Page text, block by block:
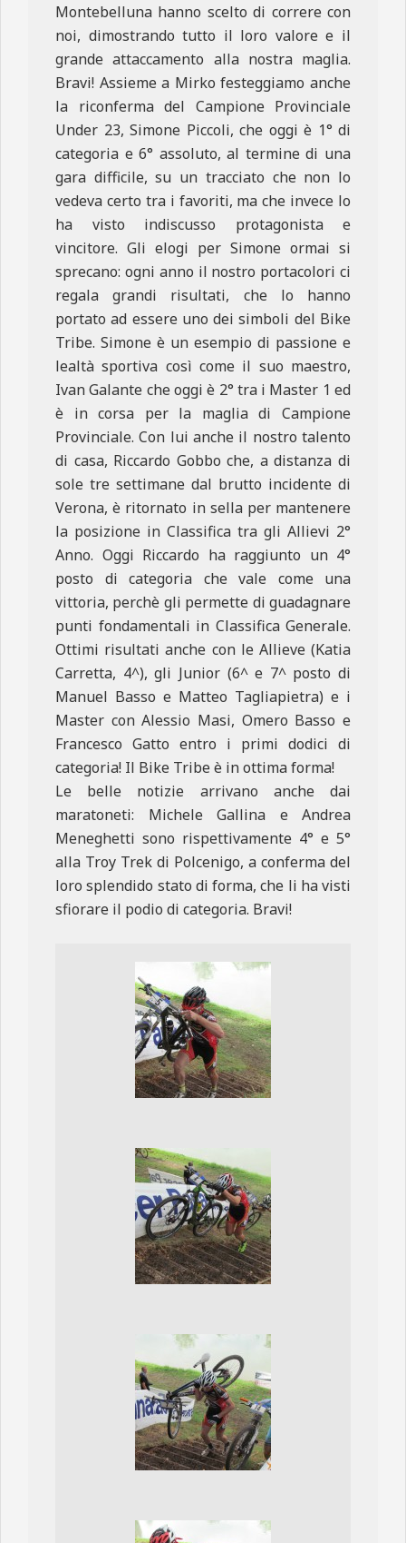
Montebelluna hanno scelto di correre con
noi, dimostrando tutto il loro valore e il
grande attaccamento alla nostra maglia.
Bravi! Assieme a Mirko festeggiamo anche
la riconferma del Campione Provinciale
Under 23, Simone Piccoli, che oggi è 1° di
categoria e 6° assoluto, al termine di una
gara difficile, su un tracciato che non lo
vedeva certo tra i favoriti, ma che invece lo
ha visto indiscusso protagonista e
vincitore. Gli elogi per Simone ormai si
sprecano: ogni anno il nostro portacolori ci
regala grandi risultati, che lo hanno
portato ad essere uno dei simboli del Bike
Tribe. Simone è un esempio di passione e
lealtà sportiva così come il suo maestro,
Ivan Galante che oggi è 2° tra i Master 1 ed
è in corsa per la maglia di Campione
Provinciale. Con lui anche il nostro talento
di casa, Riccardo Gobbo che, a distanza di
sole tre settimane dal brutto incidente di
Verona, è ritornato in sella per mantenere
la posizione in Classifica tra gli Allievi 2°
Anno. Oggi Riccardo ha raggiunto un 4°
posto di categoria che vale come una
vittoria, perchè gli permette di guadagnare
punti fondamentali in Classifica Generale.
Ottimi risultati anche con le Allieve (Katia
Carretta, 4^), gli Junior (6^ e 7^ posto di
Manuel Basso e Matteo Tagliapietra) e i
Master con Alessio Masi, Omero Basso e
Francesco Gatto entro i primi dodici di
categoria! Il Bike Tribe è in ottima forma!
Le belle notizie arrivano anche dai
maratoneti: Michele Gallina e Andrea
Meneghetti sono rispettivamente 4° e 5°
alla Troy Trek di Polcenigo, a conferma del
loro splendido stato di forma, che li ha visti
sfiorare il podio di categoria. Bravi!